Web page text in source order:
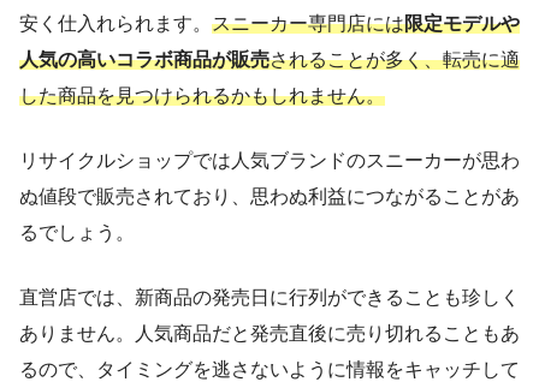
安く仕入れられます。 スニーカー専門店には限定モデルや
人気の高いコラボ商品が販売されることが多く、転売に適
した商品を見つけられるかもしれません。
リサイクルショップでは人気ブランドのスニーカーが思わ
ぬ値段で販売されており、思わぬ利益につながることがあ
るでしょう。
直営店では、新商品の発売日に行列ができることも珍しく
ありません。人気商品だと発売直後に売り切れることもあ
るので、タイミングを逃さないように情報をキャッチして